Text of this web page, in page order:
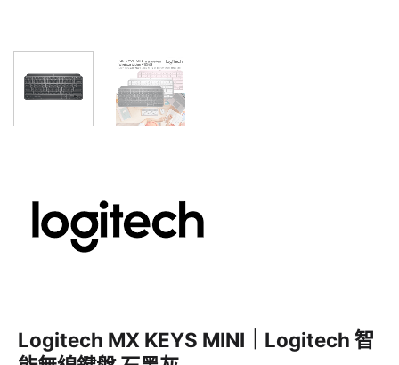
Logitech MX KEYS MINI｜Logitech 智